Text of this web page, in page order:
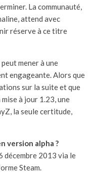
La communauté,
attend avec
réserve à ce titre
mener à une
engageante. Alors que
sur la suite et que
à jour 1.23, une
la seule certitude,
version alpha ?
décembre 2013 via le
Steam.